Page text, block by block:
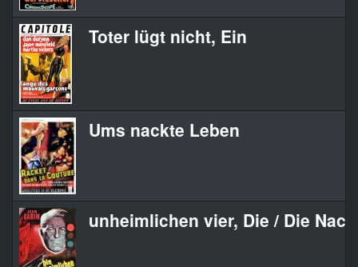
Toter lügt nicht, Ein
Ums nackte Leben
unheimlichen vier, Die / Die